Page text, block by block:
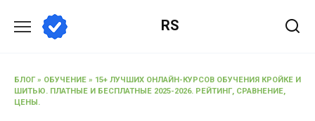
RS
БЛОГ» ОБУЧЕНИЕ » 15+ ЛУЧШИХ ОНЛАЙН-КУРСОВ ОБУЧЕНИЯ КРОЙКЕ И
ШИТЬЮ. ПЛАТНЫЕ И БЕСПЛАТНЫЕ 2025-2026. РЕЙТИНГ, СРАВНЕНИЕ,
ЦЕНЫ.